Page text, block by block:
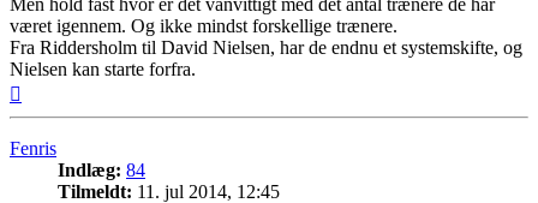
været igennem. Og ikke mindst forskellige trænere.
Fra Riddersholm til David Nielsen, har de endnu et systemskifte, og
Nielsen kan starte forfra.
Fenris
Indlæg: 84
Tilmeldt: 11. jul 2014, 12:45